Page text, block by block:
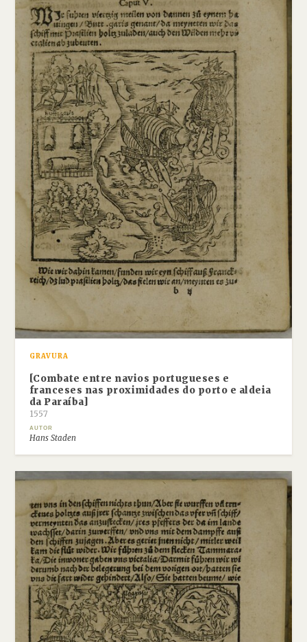
GRAVURA
[Combate entre navios portugueses e
franceses nas proximidades do porto e aldeia
da Paraíba]
1557
AUTOR
Hans Staden